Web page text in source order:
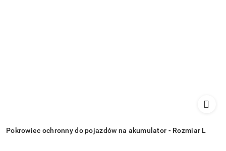
Pokrowiec ochronny do pojazdów na akumulator - Rozmiar L